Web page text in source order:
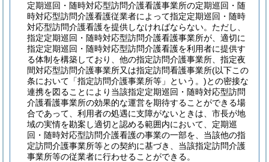
定期巡回・随時対応型訪問介護看護事業所の定期巡回・随
時対応型訪問介護看護従業者によって指定定期巡回・随時
対応型訪問介護看護を提供しなければならない。 ただし、
指定定期巡回・随時対応型訪問介護看護事業所が、適切に
指定定期巡回・随時対応型訪問介護看護を利用者に提供す
る体制を構築しており、他の指定訪問介護事業所、指定夜
間対応型訪問介護事業所又は指定訪問看護事業所(以下この
条において「指定訪問介護事業所等」という。)との密接な
連携を図ることにより当該指定定期巡回・随時対応型訪問
介護看護事業所の効果的な運営を期待することができる場
合であって、利用者の処遇に支障がないときは、市長が地
域の実情を勘案し適切と認める範囲内において、定期巡
回・随時対応型訪問介護看護の事業の一部を、当該他の指
定訪問介護事業所等との契約に基づき、当該指定訪問介護
事業所等の従業者に行わせることができる。